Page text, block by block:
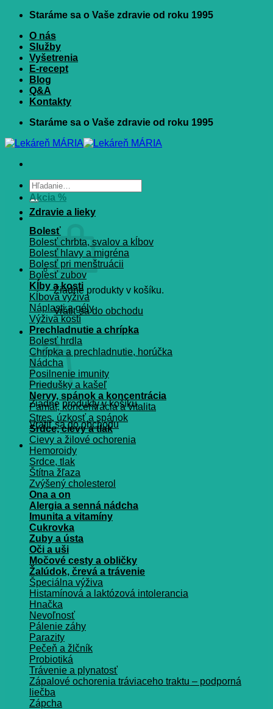
Skip
content
Staráme sa o Vaše zdravie od roku 1995
O nás
Služby
Vyšetrenia
E-recept
Blog
Q&A
Kontakty
Staráme sa o Vaše zdravie od roku 1995
Hľadať:
Žiadne produkty v košíku.
Vrátiť sa do obchodu
Košík
Žiadne produkty v košíku.
Vrátiť sa do obchodu
Akcia %
Zdravie a lieky
Bolesť
Bolesť chrbta, svalov a kĺbov
Bolesť hlavy a migréna
Bolesť pri menštruácii
Bolesť zubov
Kĺby a kosti
Kĺbová výživa
Náplasti a gély
Výživa kostí
Prechladnutie a chrípka
Bolesť hrdla
Chrípka a prechladnutie, horúčka
Nádcha
Posilnenie imunity
Priedušky a kašeľ
Nervy, spánok a koncentrácia
Pamät, koncentrácia a vitalita
Stres, úzkosť a spánok
Srdce, cievy a tlak
Cievy a žilové ochorenia
Hemoroidy
Srdce, tlak
Štítna žľaza
Zvýšený cholesterol
Ona a on
Alergia a senná nádcha
Imunita a vitamíny
Cukrovka
Zuby a ústa
Oči a uši
Močové cesty a obličky
Žalúdok, črevá a trávenie
Špeciálna výživa
Histamínová a laktózová intolerancia
Hnačka
Nevoľnosť
Pálenie záhy
Parazity
Pečeň a žlčník
Probiotiká
Trávenie a plynatosť
Zápalové ochorenia tráviaceho traktu – podporná
liečba
Zápcha